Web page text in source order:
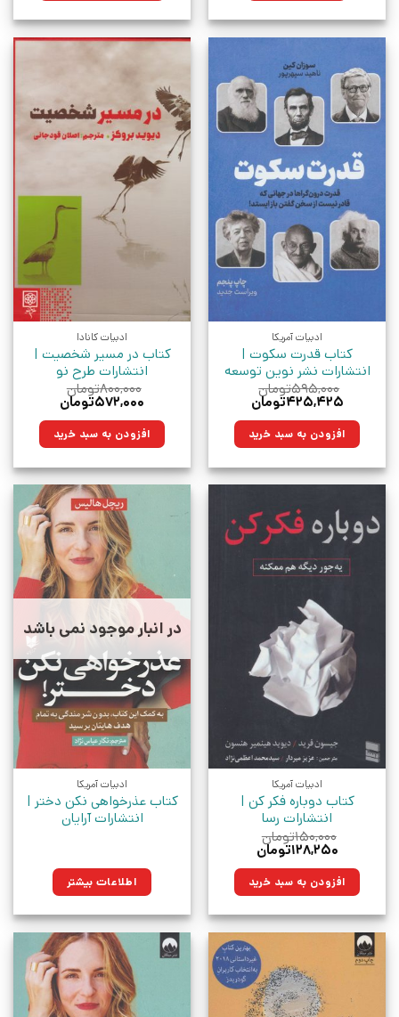
ادبیات آمریکا
کتاب قدرت سکوت |
انتشارات نشر نوین توسعه
۵۹۵,۰۰۰تومان
قیمت
۵۹۵,۰۰۰تومان
بود.
۴۲۵,۴۲۵تومان
۴۲۵,۴۲۵تومان. افزودن به سبد خرید
ادبیات کانادا
کتاب در مسیر شخصیت |
انتشارات طرح نو
۸۰۰,۰۰۰تومان
قیمت
۸۰۰,۰۰۰تومان
بود.
۵۷۲,۰۰۰تومان
۵۷۲,۰۰۰تومان.افزودن به سبد خرید
ادبیات آمریکا
کتاب دوباره فکر کن |
انتشارات رسا
۱۵۰,۰۰۰تومان
قیمت
۱۵۰,۰۰۰تومان
بود.
۱۲۸,۲۵۰تومان
۱۲۸,۲۵۰تومان.افزودن به سبد خرید
در انبار موجود نمی باشد
ادبیات آمریکا
کتاب عذرخواهی نکن دختر |
انتشارات آرایان
اطلاعات بیشتر